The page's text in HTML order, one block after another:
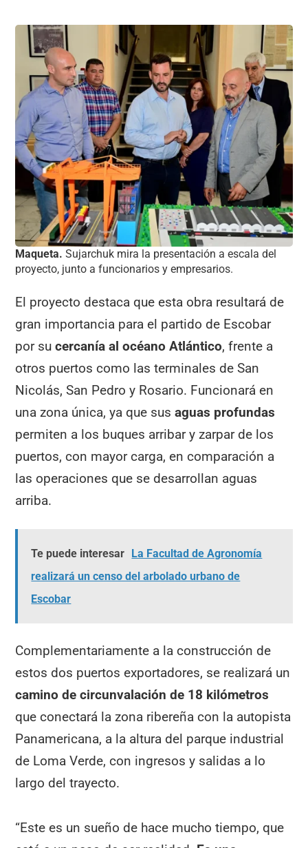
Maqueta. Sujarchuk mira la presentación a escala del
proyecto, junto a funcionarios y empresarios.
El proyecto destaca que esta obra resultará de
gran importancia para el partido de Escobar
por sucercanía al océano Atlántico, frente a
otros puertos como las terminales de San
Nicolás, San Pedro y Rosario. Funcionará en
una zona única, ya que susaguas profundas
permiten a los buques arribar y zarpar de los
puertos, con mayor carga, en comparación a
las operaciones que se desarrollan aguas
arriba.
Te puede interesar La Facultad de Agronomía
realizará un censo del arbolado urbano de
Escobar
Complementariamente a la construcción de
estos dos puertos exportadores, se realizará un
camino de circunvalación de 18 kilómetros
que conectará la zona ribereña con la autopista
Panamericana, a la altura del parque industrial
de Loma Verde, con ingresos y salidas a lo
largo del trayecto.
“Este es un sueño de hace mucho tiempo, que